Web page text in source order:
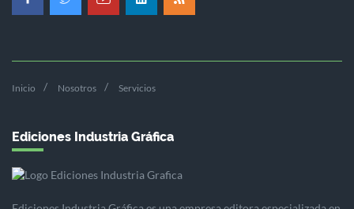
Inicio Nosotros Servicios
Ediciones Industria Gráfica